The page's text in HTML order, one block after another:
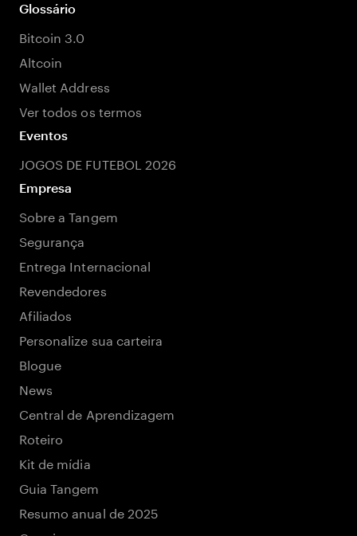
Glossário
Bitcoin 3.0
Altcoin
Wallet Address
Ver todos os termos
Eventos
JOGOS DE FUTEBOL 2026
Empresa
Sobre a Tangem
Segurança
Entrega Internacional
Revendedores
Afiliados
Personalize sua carteira
Blogue
News
Central de Aprendizagem
Roteiro
Kit de mídia
Guia Tangem
Resumo anual de 2025